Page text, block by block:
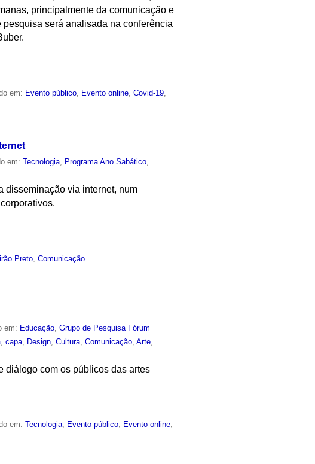
principalmente da comunicação e
será analisada na conferência
em: Evento público Evento online ,Covid-19
em:Tecnologia, Programa Ano Sabático,
disseminação via internet, num
Preto ,Comunicação
em: Educação ,Grupo de Pesquisa Fórum
,capa Design ,Cultura ,Comunicação ,Arte
diálogo com os públicos das artes
em:Tecnologia, Evento público, Evento online,